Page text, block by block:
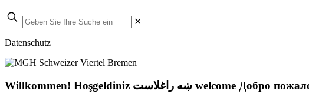
✕
Datenschutz